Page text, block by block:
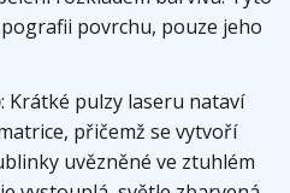
povrchu, pouze jeho
: Krátké pulzy laseru nataví
přičemž se vytvoří
uvězněné ve ztuhlém